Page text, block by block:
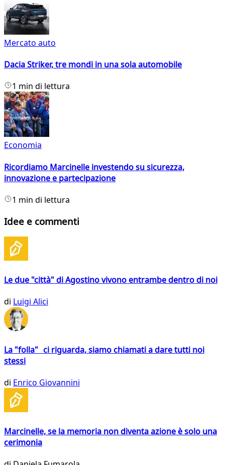
Mercato auto
Dacia Striker, tre mondi in una sola automobile
1 min di lettura
Economia
Ricordiamo Marcinelle investendo su sicurezza,
innovazione e partecipazione
1 min di lettura
Idee e commenti
Le due "città" di Agostino vivono entrambe dentro di noi
di Luigi Alici
La "folla" ci riguarda, siamo chiamati a dare tutti noi
stessi
di Enrico Giovannini
Marcinelle, se la memoria non diventa azione è solo una
cerimonia